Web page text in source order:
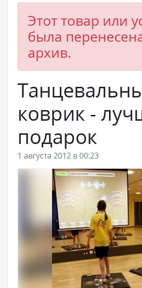
Этот товар или
была
архив.
коврик -
подарок
1 августа 2012 в 00:23